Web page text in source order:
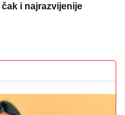
i najrazvijenije